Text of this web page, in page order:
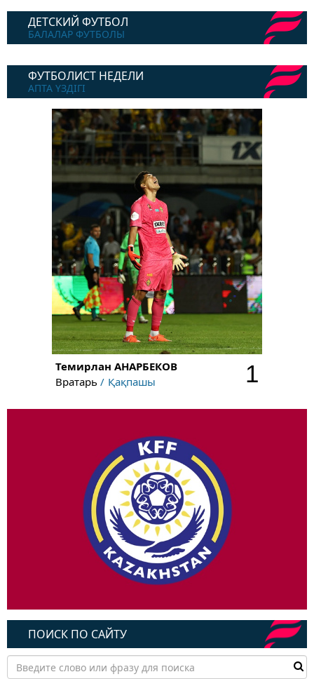
ДЕТСКИЙ ФУТБОЛ
БАЛАЛАР ФУТБОЛЫ
ФУТБОЛИСТ НЕДЕЛИ
АПТА ҮЗДІГІ
Темирлан АНАРБЕКОВ
Вратарь
Қақпашы 1
ПОИСК ПО САЙТУ